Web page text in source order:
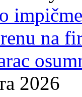
na
2026